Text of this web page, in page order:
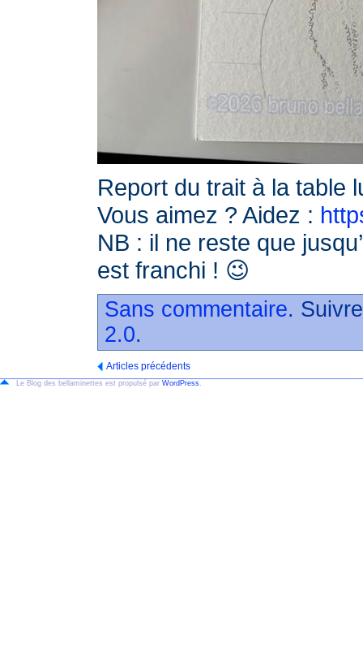
Report du trait à la table
Vous aimez ? Aidez :
NB : il ne reste que
est franchi ! 😉
Sans commentaire.
2.0.
Articles précédents
Le Blog des bellaminettes est propulsé par WordPress.